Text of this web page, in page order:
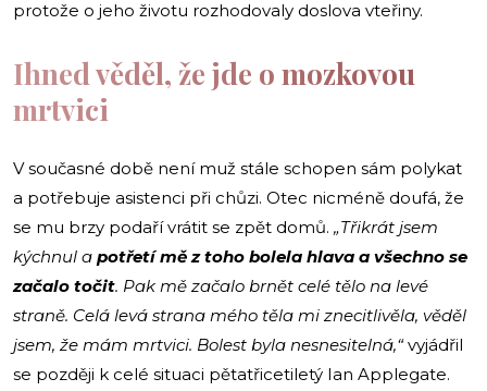
protože o jeho životu rozhodovaly doslova vteřiny.
Ihned věděl, že jde o mozkovou
mrtvici
V současné době není muž stále schopen sám polykat
a potřebuje asistenci při chůzi. Otec nicméně doufá, že
se mu brzy podaří vrátit se zpět domů. „Třikrát jsem
kýchnul a potřetí mě z toho bolela hlava a všechno se
začalo točit. Pak mě začalo brnět celé tělo na levé
straně. Celá levá strana mého těla mi znecitlivěla, věděl
jsem, že mám mrtvici. Bolest byla nesnesitelná,“vyjádřil
se později k celé situaci pětatřicetiletý Ian Applegate.